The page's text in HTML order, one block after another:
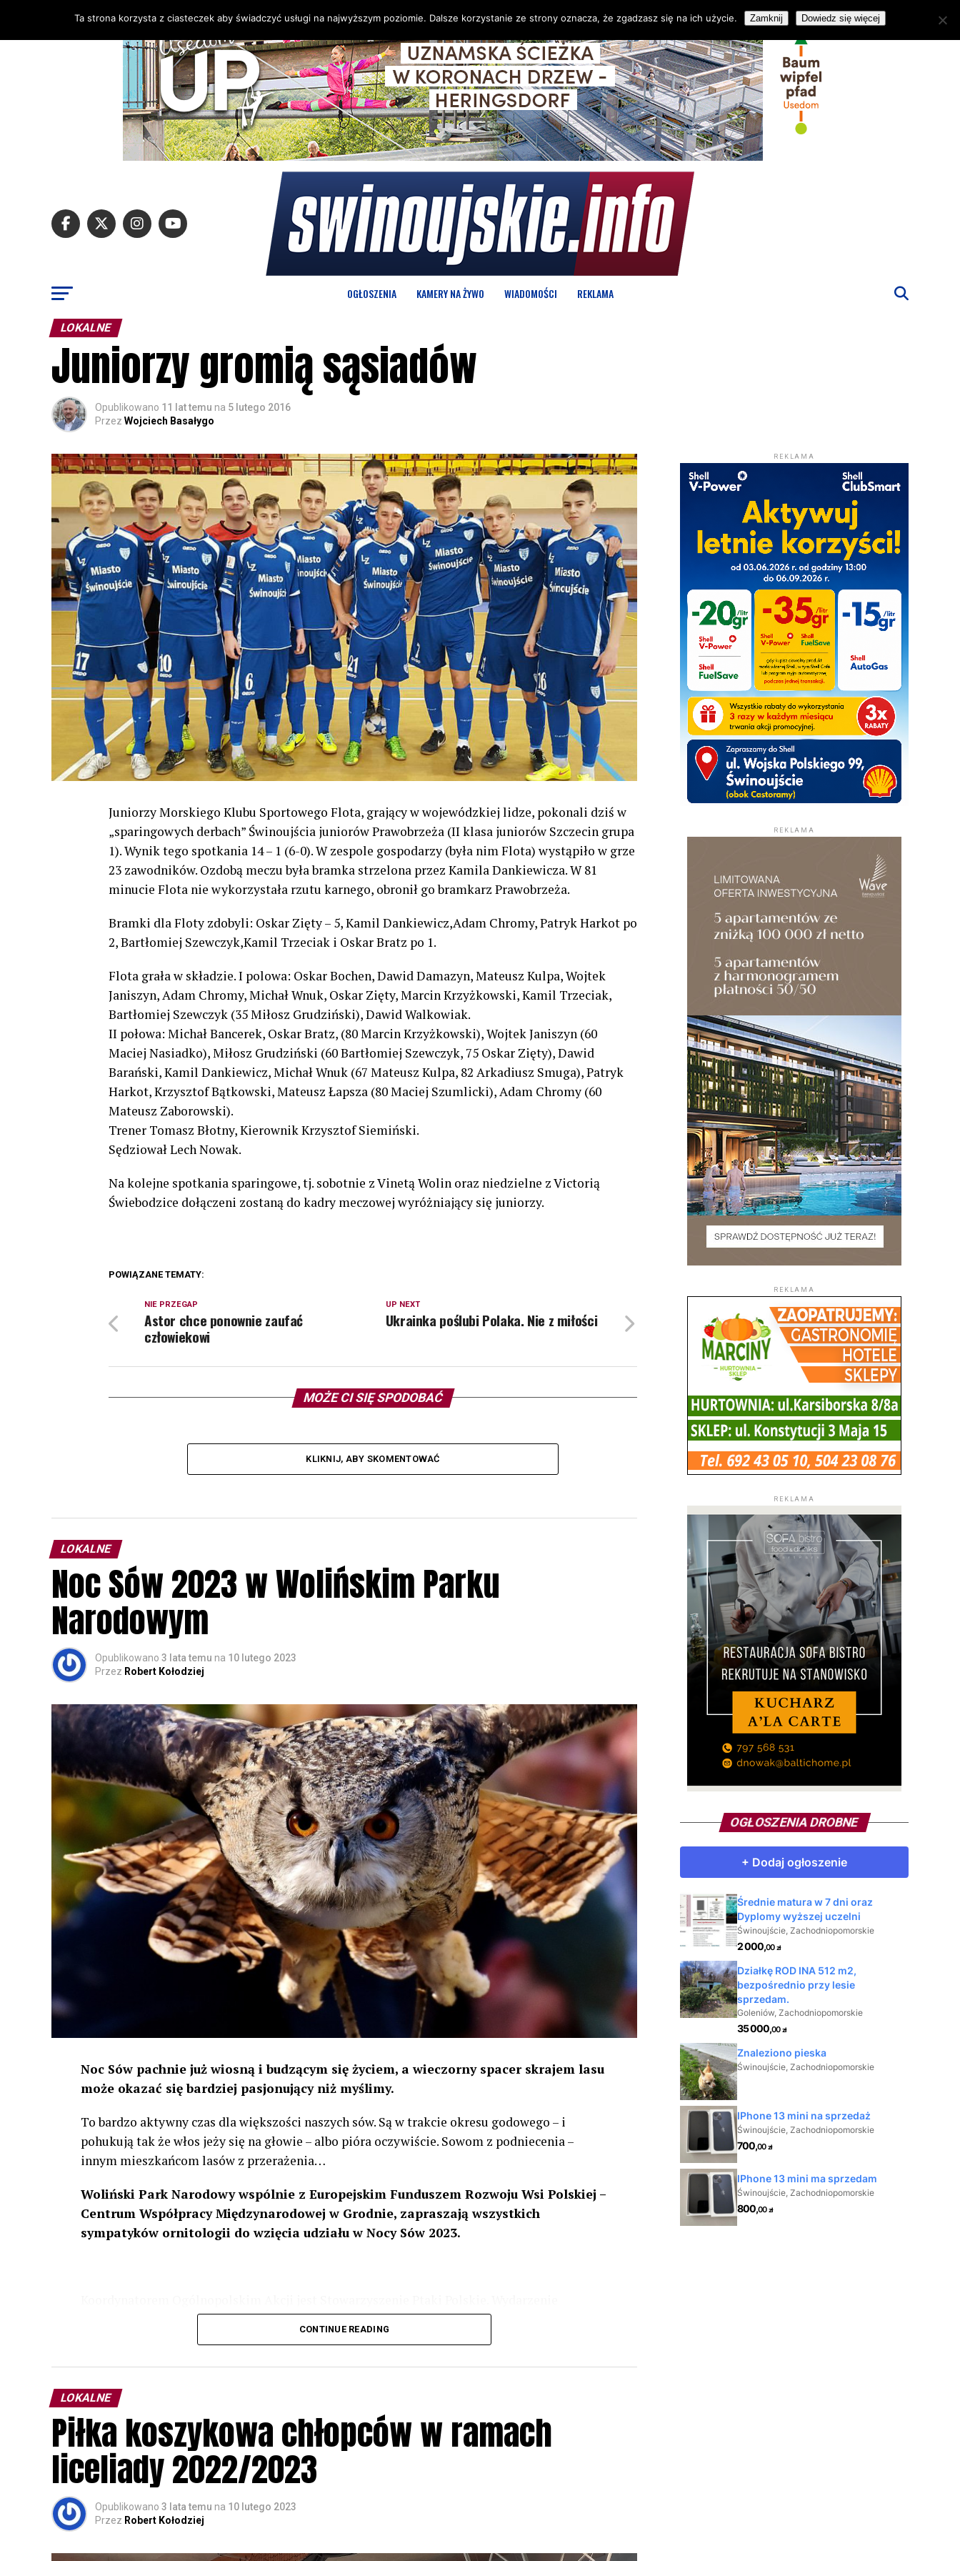
OGŁOSZENIA KAMERY NA ŻYWO WIADOMOŚCI REKLAMA
LOKALNE
Juniorzy gromią sąsiadów
Opublikowano 11 lat temu na 5 lutego 2016
Przez Wojciech Basałygo
Juniorzy Morskiego Klubu Sportowego Flota, grający w wojewódzkiej lidze, pokonali dziś w
„sparingowych derbach” Świnoujścia juniorów Prawobrzeża (II klasa juniorów Szczecin grupa
1). Wynik tego spotkania 14 – 1 (6-0). W zespole gospodarzy (była nim Flota) wystąpiło w grze
23 zawodników. Ozdobą meczu była bramka strzelona przez Kamila Dankiewicza. W 81
minucie Flota nie wykorzystała rzutu karnego, obronił go bramkarz Prawobrzeża.
Bramki dla Floty zdobyli: Oskar Zięty – 5, Kamil Dankiewicz,Adam Chromy, Patryk Harkot po
2, Bartłomiej Szewczyk,Kamil Trzeciak i Oskar Bratz po 1.
Flota grała w składzie. I polowa: Oskar Bochen, Dawid Damazyn, Mateusz Kulpa, Wojtek
Janiszyn, Adam Chromy, Michał Wnuk, Oskar Zięty, Marcin Krzyżkowski, Kamil Trzeciak,
Bartłomiej Szewczyk (35 Miłosz Grudziński), Dawid Walkowiak.
II połowa: Michał Bancerek, Oskar Bratz, (80 Marcin Krzyżkowski), Wojtek Janiszyn (60
Maciej Nasiadko), Miłosz Grudziński (60 Bartłomiej Szewczyk, 75 Oskar Zięty), Dawid
Barański, Kamil Dankiewicz, Michał Wnuk (67 Mateusz Kulpa, 82 Arkadiusz Smuga), Patryk
Harkot, Krzysztof Bątkowski, Mateusz Łapsza (80 Maciej Szumlicki), Adam Chromy (60
Mateusz Zaborowski).
Trener Tomasz Błotny, Kierownik Krzysztof Siemiński.
Sędziował Lech Nowak.
Na kolejne spotkania sparingowe, tj. sobotnie z Vinetą Wolin oraz niedzielne z Victorią
Świebodzice dołączeni zostaną do kadry meczowej wyróżniający się juniorzy.
POWIĄZANE TEMATY:
UP NEXT
Ukrainka poślubi Polaka. Nie z miłości
NIE PRZEGAP
Astor chce ponownie zaufać
człowiekowi
MOŻE CI SIĘ SPODOBAĆ
KLIKNIJ, ABY SKOMENTOWAĆ
LOKALNE
Noc Sów 2023 w Wolińskim Parku
Narodowym
Opublikowano 3 lata temu na 10 lutego 2023
Przez Robert Kołodziej
Noc Sów pachnie już wiosną i budzącym się życiem, a wieczorny spacer skrajem lasu
może okazać się bardziej pasjonujący niż myślimy.
To bardzo aktywny czas dla większości naszych sów. Są w trakcie okresu godowego – i
pohukują tak że włos jeży się na głowie – albo pióra oczywiście. Sowom z podniecenia –
innym mieszkańcom lasów z przerażenia…
Woliński Park Narodowy wspólnie z Europejskim Funduszem Rozwoju Wsi Polskiej –
Centrum Współpracy Międzynarodowej w Grodnie, zapraszają wszystkich
sympatyków ornitologii do wzięcia udziału w Nocy Sów 2023.
odbędzie się w dniach24 i 25 lutego 2023 r. wg harmonogramu przedstawionego na
Wszystkich uczestników zapraszamy do udziału w Akcji, włączenia się w aktywne
rozpoznawanie głosów sów i wymianę doświadczeń przy grillu.Na wydarzenie obowiązują
zapisy.
CONTINUE READING
LOKALNE
Piłka koszykowa chłopców w ramach
liceliady 2022/2023
Opublikowano 3 lata temu na 10 lutego 2023
Przez Robert Kołodziej
REKLAMA
REKLAMA
REKLAMA
REKLAMA
OGŁOSZENIA DROBNE
Ta strona korzysta z ciasteczek aby świadczyć usługi na najwyższym poziomie. Dalsze korzystanie ze strony oznacza, że zgadzasz się na ich użycie. Zamknij Dowiedz się więcej